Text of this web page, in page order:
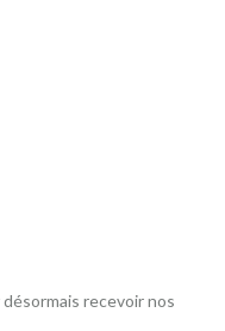
recevoir nos